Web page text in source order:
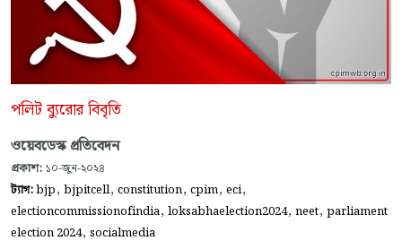
পলিট ব্যুরোর বিবৃতি
ওয়েবডেস্ক প্রতিবেদন
প্রকাশ: ১০-জুন-২০২৪
ট্যাগ:bjp, bjpitcell, constitution, cpim, eci,
electioncommissionofindia, loksabhaelection2024, neet, parliament
election 2024, socialmedia